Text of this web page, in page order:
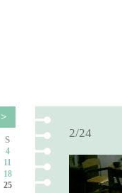
>
S
4
11
18
25
2/24